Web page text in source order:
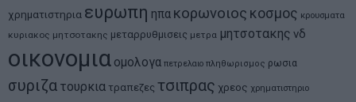
χρηματιστηρια ευρωπη ηπα κορωνοιος κοσμος κρουσματα
κυριακος μητσοτακης μεταρρυθμισεις μετρα μητσοτακης νδ
οικονομια ομολογα πετρελαιο πληθωρισμος ρωσια
συριζα τουρκια τραπεζες τσιπρας χρεος χρηματιστηριο